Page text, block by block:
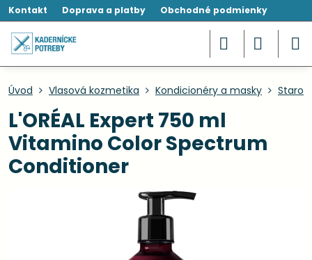
Kontakt Doprava a platby Obchodné podmienky
Úvod Vlasová kozmetika Kondicionéry a masky
L'ORÉAL Expert 750 ml
Vitamino Color Spectrum
Conditioner